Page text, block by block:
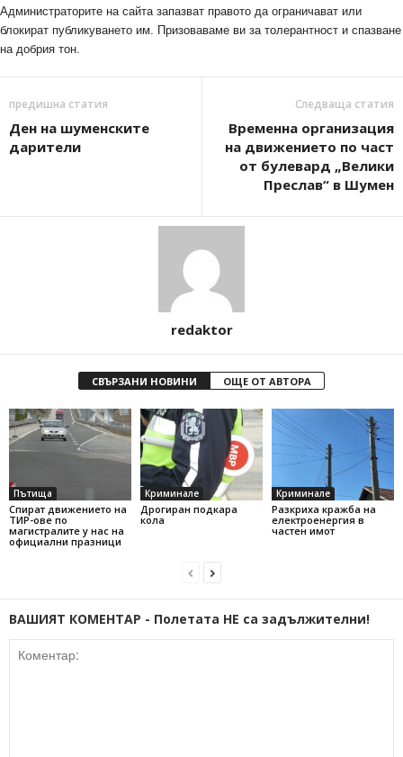
Администраторите на сайта запазват правото да ограничават или
блокират публикуването им. Призоваваме ви за толерантност и спазване
на добрия тон.
предишна статия
Ден на шуменските
дарители
Следваща статия
Временна организация
на движението по част
от булевард „Велики
Преслав“ в Шумен
redaktor
СВЪРЗАНИ НОВИНИ ОЩЕ ОТ АВТОРА
Пътища
Спират движението на
ТИР-ове по
магистралите у нас на
официални празници
Криминале
Дрогиран подкара
кола
Криминале
Разкриха кражба на
електроенергия в
частен имот
ВАШИЯТ КОМЕНТАР - Полетата НЕ са задължителни!